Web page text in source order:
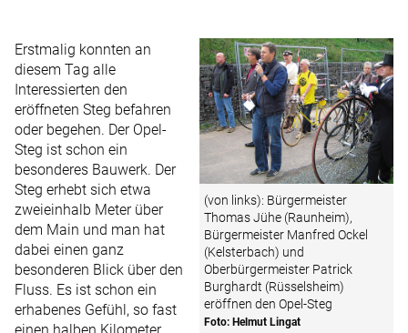
(von links): Bürgermeister
Thomas Jühe (Raunheim),
Bürgermeister Manfred Ockel
(Kelsterbach) und
Oberbürgermeister Patrick
Burghardt (Rüsselsheim)
eröffnen den Opel-Steg
Foto: Helmut Lingat
Erstmalig konnten an
diesem Tag alle
Interessierten den
eröffneten Steg befahren
oder begehen. Der Opel-
Steg ist schon ein
besonderes Bauwerk. Der
Steg erhebt sich etwa
zweieinhalb Meter über
dem Main und man hat
dabei einen ganz
besonderen Blick über den
Fluss. Es ist schon ein
erhabenes Gefühl, so fast